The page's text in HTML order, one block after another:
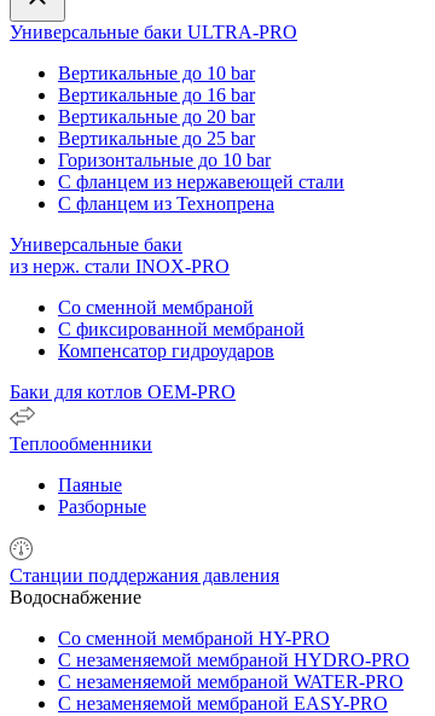
Универсальные баки ULTRA-PRO
Вертикальные до 10 bar
Вертикальные до 16 bar
Вертикальные до 20 bar
Вертикальные до 25 bar
Горизонтальные до 10 bar
С фланцем из нержавеющей стали
С фланцем из Технопрена
Универсальные баки
из нерж. стали INOX-PRO
Со сменной мембраной
С фиксированной мембраной
Компенсатор гидроударов
Баки для котлов OEM-PRO
Теплообменники
Паяные
Разборные
Станции поддержания давления
Водоснабжение
Со сменной мембраной HY-PRO
С незаменяемой мембраной HYDRO-PRO
С незаменяемой мембраной WATER-PRO
С незаменяемой мембраной EASY-PRO